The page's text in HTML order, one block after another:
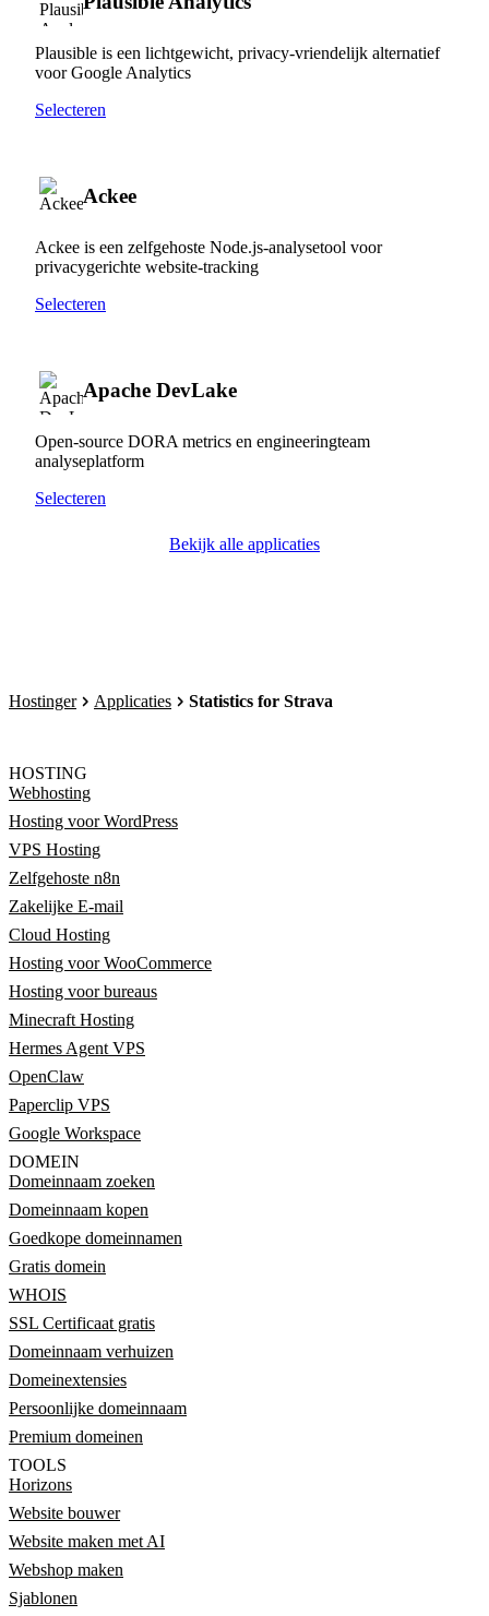
Plausible is een lichtgewicht, privacy-vriendelijk alternatief
voor Google Analytics
Selecteren
Ackee
Ackee is een zelfgehoste Node.js-analysetool voor
privacygerichte website-tracking
Selecteren
Apache DevLake
Open-source DORA metrics en engineeringteam
analyseplatform
Selecteren
Bekijk alle applicaties
Hostinger Applicaties Statistics for Strava
HOSTING
Webhosting
Hosting voor WordPress
VPS Hosting
Zelfgehoste n8n
Zakelijke E-mail
Cloud Hosting
Hosting voor WooCommerce
Hosting voor bureaus
Minecraft Hosting
Hermes Agent VPS
OpenClaw
Paperclip VPS
Google Workspace
DOMEIN
Domeinnaam zoeken
Domeinnaam kopen
Goedkope domeinnamen
Gratis domein
WHOIS
SSL Certificaat gratis
Domeinnaam verhuizen
Domeinextensies
Persoonlijke domeinnaam
Premium domeinen
TOOLS
Horizons
Website bouwer
Website maken met AI
Webshop maken
Sjablonen